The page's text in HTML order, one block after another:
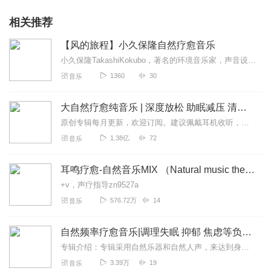
相关推荐
【风的旅程】小久保隆自然疗愈音乐
小久保隆TakashiKokubo，著名的环境音乐家，声音设计师。由于他对声音的敏感和研究，将自然界的悦音记录下来并与音乐完美融合，使听众在作品中身临其境感受...
音乐 1360 30
大自然疗愈纯音乐 | 深度放松 助眠减压 清除负能量
原创专辑每月更新，欢迎订阅。建议佩戴耳机收听，单曲循环助眠效果更佳！专辑介绍：《疗愈纯音》是音乐人梦果专为喜马拉雅听众“独家”定制的首张“消除负面情绪”的疗愈...
音乐 1.38亿 72
耳鸣疗愈-自然音乐MIX （Natural music therapy）
+v，声疗指导zn9527a
音乐 576.72万 14
自然频率疗愈音乐|调理失眠 抑郁 焦虑等负能量情绪
专辑介绍：专辑采用自然乐器和自然人声，来达到身心压力的缓解和情绪的调频。使用到了定频的古印度手工老钵、铜锣、水晶钵，以及模拟大自然声音的海浪鼓，溪水鼓、雨棍、风...
音乐 3.39万 19